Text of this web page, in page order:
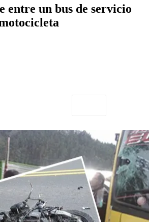
entre un bus de servicio